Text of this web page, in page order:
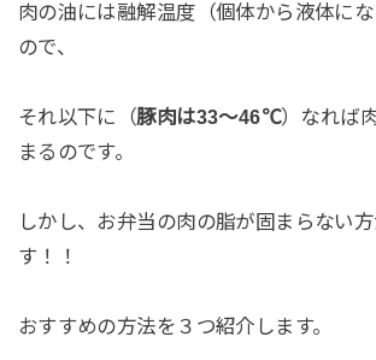
肉の油には融解温度（個体から液体に
ので、
それ以下に（豚肉は33～46℃）なれば
まるのです。
しかし、お弁当の肉の脂が固まらない
す！！
おすすめの方法を３つ紹介します。